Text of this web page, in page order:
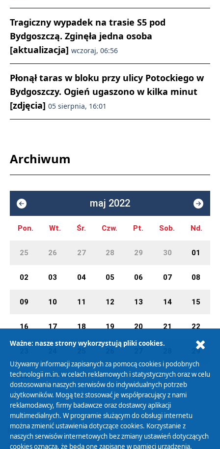
Tragiczny wypadek na trasie S5 pod
Bydgoszczą. Zginęła jedna osoba
[aktualizacja] wczoraj, 06:56
Płonął taras w bloku przy ulicy Potockiego w
Bydgoszczy. Ogień ugaszono w kilka minut
[zdjęcia] 05 sierpnia, 16:01
Archiwum
maj 2022
Pon. Wt. Śr. Czw. Pt. Sob. Nd.
25 26 27 28 29 30 01
02 03 04 05 06 07 08
09 10 11 12 13 14 15
16 17 18 19 20 21 22
29
30 31 01 02 03 04 05
Polityka Prywatności
Zasady korzystania z Serwisu
Ważne: nasze strony wykorzystują pliki cookies.
Używamy informacji zapisanych za pomocą cookies i podobnych
technologii m.in. w celach reklamowych i statystycznych oraz w celu
dostosowania naszych serwisów do indywidualnych potrzeb
użytkowników. Mogą też stosować je współpracujący z nami
reklamodawcy, firmy badawcze oraz dostawcy aplikacji
multimedialnych. W programie służącym do obsługi internetu
można zmienić ustawienia dotyczące cookies. Korzystanie z
naszych serwisów internetowych bez zmiany ustawień dotyczących
cookies oznacza, że będą one zapisane w pamięci urządzenia.